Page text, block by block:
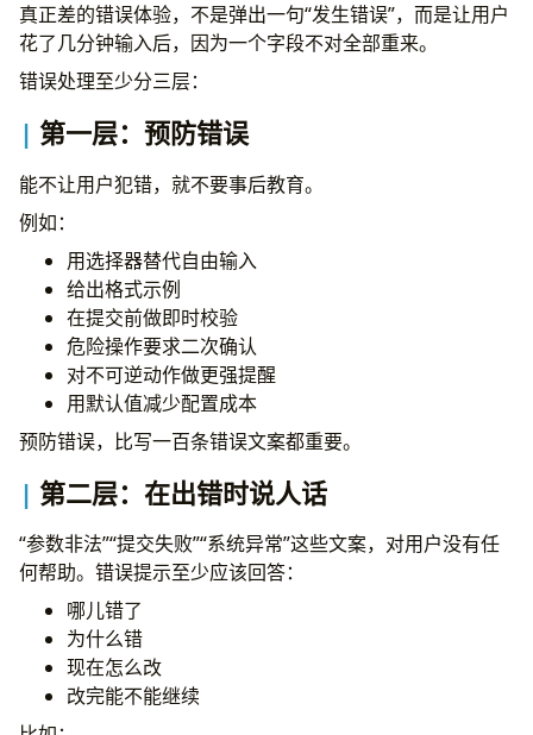
真正差的错误体验，不是弹出一句“发生错误”，而是让用户
花了几分钟输入后，因为一个字段不对全部重来。
错误处理至少分三层：
第一层：预防错误
能不让用户犯错，就不要事后教育。
例如：
用选择器替代自由输入
给出格式示例
在提交前做即时校验
危险操作要求二次确认
对不可逆动作做更强提醒
用默认值减少配置成本
预防错误，比写一百条错误文案都重要。
第二层：在出错时说人话
“参数非法”“提交失败”“系统异常”这些文案，对用户没有任
何帮助。错误提示至少应该回答：
哪儿错了
为什么错
现在怎么改
改完能不能继续